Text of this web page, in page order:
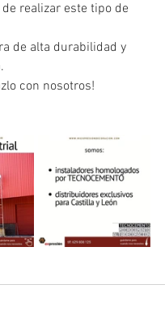
realizar este tipo de
de alta durabilidad y
con nosotros!